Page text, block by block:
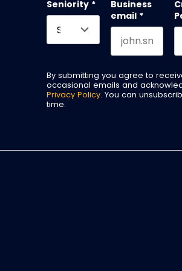
Seniority *
Business
email *
By submitting you agree to
occasional emails and
Privacy Policy. You can
time.